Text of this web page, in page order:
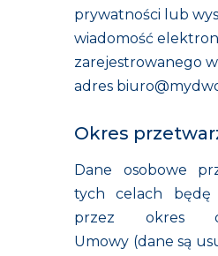
prywatności lub
wiadomość
zarejestrowanego w
adres
Okres
Dane osobowe
tych celach będę
przez okres
Umowy (dane są